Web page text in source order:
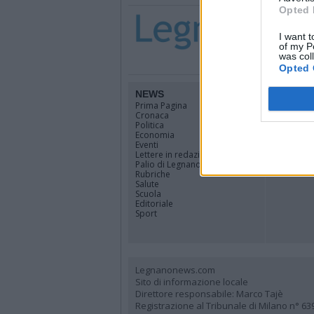
Opted
I want
of my
was
Opted
NEWS
Prima Pagina
Cronaca
Politica
Economia
Eventi
Lettere in redazione
Palio di Legnano
Rubriche
Salute
Scuola
Editoriale
Sport
Alto
Rhodense
Legnanonews.com
Sito di informazione locale
Direttore responsabile: Marco Tajè
Registrazione al Tribunale di Milano n°